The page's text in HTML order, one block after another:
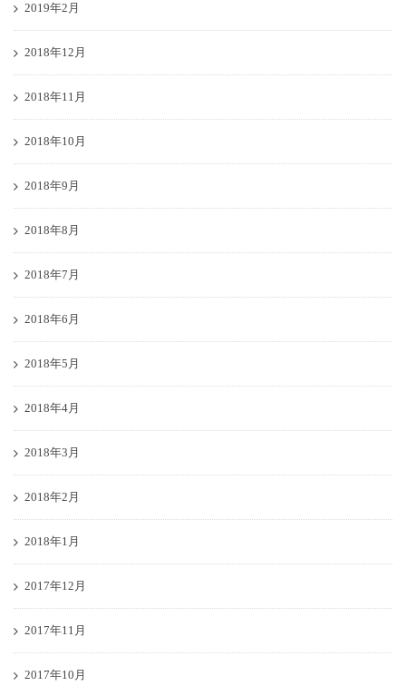
2019年2月
2018年12月
2018年11月
2018年10月
2018年9月
2018年8月
2018年7月
2018年6月
2018年5月
2018年4月
2018年3月
2018年2月
2018年1月
2017年12月
2017年11月
2017年10月